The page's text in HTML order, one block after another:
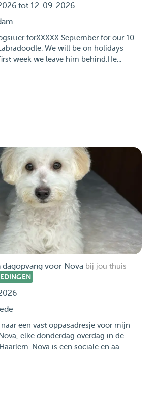
tot 12-09-2026
forXXXXX September for our 10
We will be on holidays
week we leave him behind.He...
dagopvang voor Nova bij jou thuis
een vast oppasadresje voor mijn
elke donderdag overdag in de
Nova is een sociale en aa...